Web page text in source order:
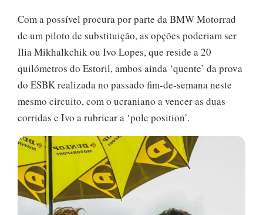
Com a possível procura por parte da BMW Motorrad
de um piloto de substituição, as opções poderiam ser
Ilia Mikhalkchik ou Ivo Lopes, que reside a 20
quilómetros do Estoril, ambos ainda ‘quente’ da prova
do ESBK realizada no passado fim-de-semana neste
mesmo circuito, com o ucraniano a vencer as duas
corridas e Ivo a rubricar a ‘pole position’.